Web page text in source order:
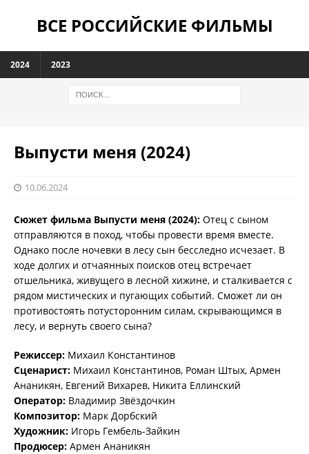
ВСЕ РОССИЙСКИЕ ФИЛЬМЫ
2024 2023
Выпусти меня (2024)
10.06.2024
Сюжет фильма Выпусти меня (2024): Отец с сыном
отправляются в поход, чтобы провести время вместе.
Однако после ночевки в лесу сын бесследно исчезает. В
ходе долгих и отчаянных поисков отец встречает
отшельника, живущего в лесной хижине, и сталкивается с
рядом мистических и пугающих событий. Сможет ли он
противостоять потусторонним силам, скрывающимся в
лесу, и вернуть своего сына?
Режиссер: Михаил Константинов
Сценарист: Михаил Константинов, Роман Штых, Армен
Ананикян, Евгений Вихарев, Никита Еллинский
Оператор: Владимир Звёздочкин
Композитор: Марк Дорбский
Художник: Игорь Гембель-Зайкин
Продюсер: Армен Ананикян